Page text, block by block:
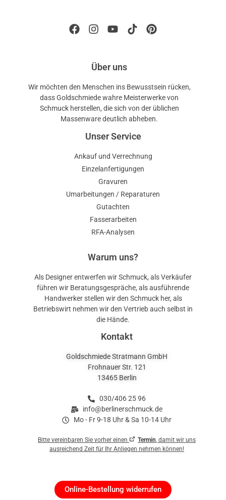
Über uns
Wir möchten den Menschen ins Bewusstsein rücken,
dass Goldschmiede wahre Meisterwerke von
Schmuck herstellen, die sich von der üblichen
Massenware deutlich abheben.
Unser Service
Ankauf und Verrechnung
Einzelanfertigungen
Gravuren
Umarbeitungen / Reparaturen
Gutachten
Fasserarbeiten
RFA-Analysen
Warum uns?
Als Designer entwerfen wir Schmuck, als Verkäufer
führen wir Beratungsgespräche, als ausführende
Handwerker stellen wir den Schmuck her, als
Betriebswirt nehmen wir den Vertrieb auch selbst in
die Hände.
Kontakt
Goldschmiede Stratmann GmbH
Frohnauer Str. 121
13465 Berlin
030/406 25 96
info@berlinerschmuck.de
Mo - Fr 9-18 Uhr & Sa 10-14 Uhr
Bitte vereinbaren Sie vorher einen Termin, damit wir uns
ausreichend Zeit für Ihr Anliegen nehmen können!
Online-Bestellung widerrufen